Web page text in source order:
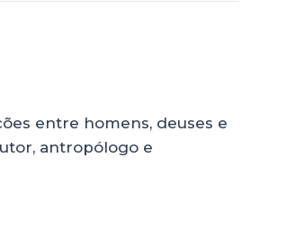
entre homens, deuses e
antropólogo e